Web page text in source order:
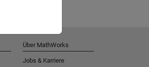
Über MathWorks
Jobs & Karriere